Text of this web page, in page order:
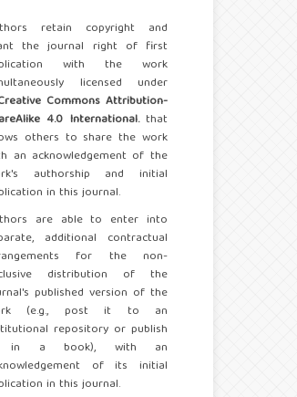
retain copyright and
the journal right of first
with the work
licensed under
Commons Attribution-
4.0 International.that
others to share the work
an acknowledgement of the
authorship and initial
in this journal.
are able to enter into
additional contractual
for the non-
distribution of the
published version of the
(e.g., post it to an
repository or publish
a book), with an
of its initial
in this journal.